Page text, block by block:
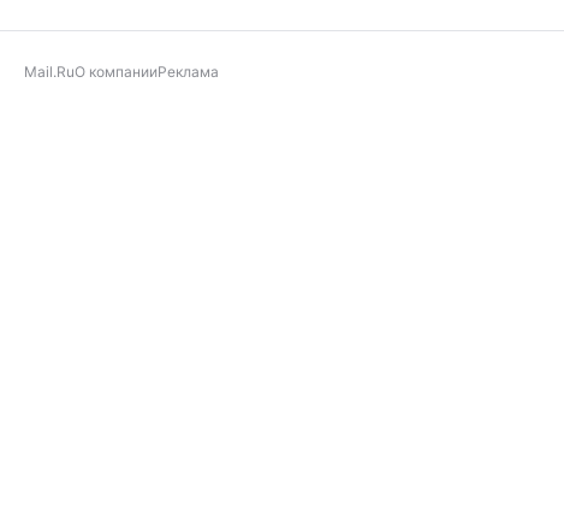
Mail.RuО компанииРеклама